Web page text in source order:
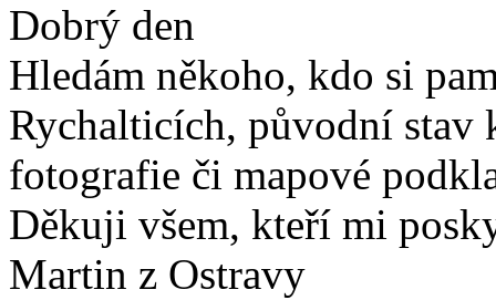
Dobrý den
Hledám někoho, kdo si
Rychalticích, původní stav
fotografie či mapové
Děkuji všem, kteří mi
Martin z Ostravy